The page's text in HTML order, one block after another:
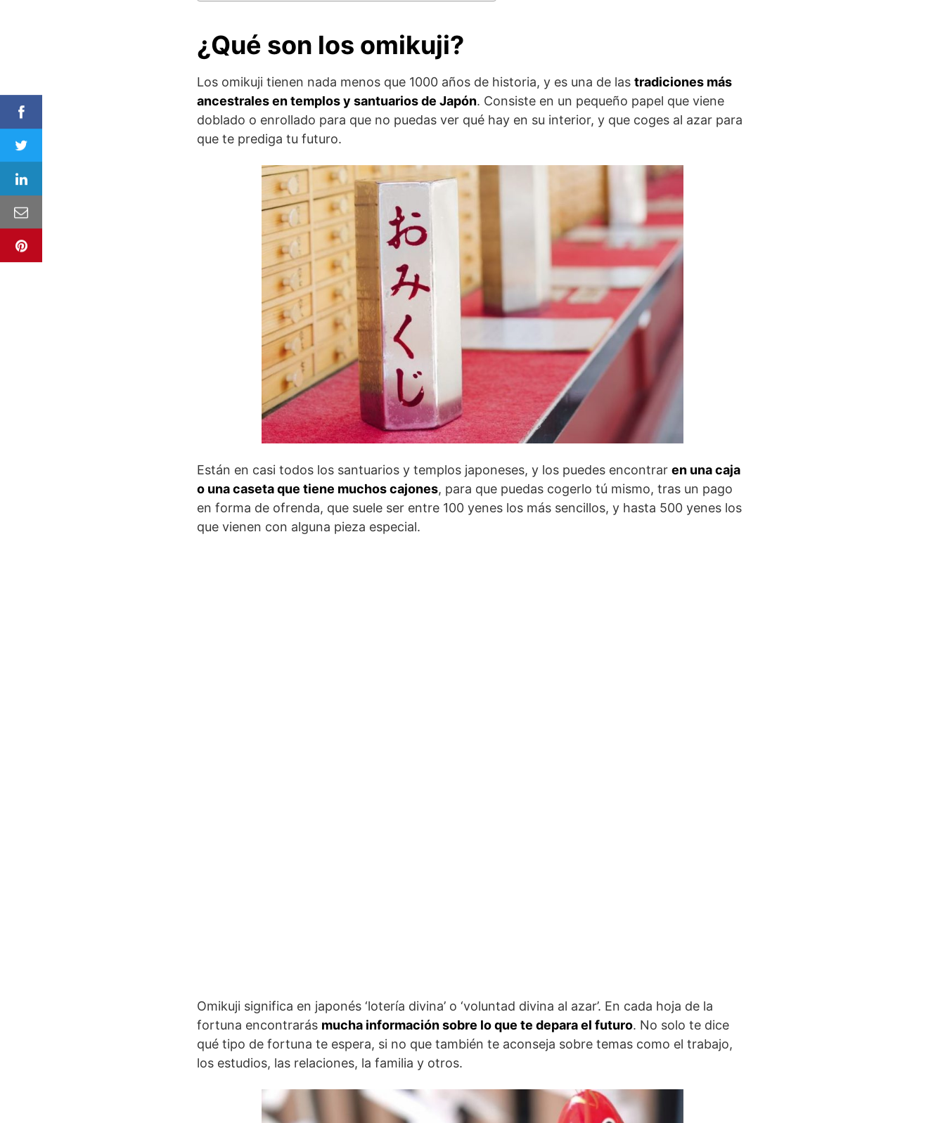
¿Qué son los omikuji?
Los omikuji tienen nada menos que 1000 años de historia, y es una de las tradiciones más
ancestrales en templos y santuarios de Japón. Consiste en un pequeño papel que viene
doblado o enrollado para que no puedas ver qué hay en su interior, y que coges al azar para
que te prediga tu futuro.
Están en casi todos los santuarios y templos japoneses, y los puedes encontrar en una caja
o una caseta que tiene muchos cajones, para que puedas cogerlo tú mismo, tras un pago
en forma de ofrenda, que suele ser entre 100 yenes los más sencillos, y hasta 500 yenes los
que vienen con alguna pieza especial.
Omikuji significa en japonés ‘lotería divina’ o ‘voluntad divina al azar’. En cada hoja de la
fortuna encontrarás mucha información sobre lo que te depara el futuro. No solo te dice
qué tipo de fortuna te espera, si no que también te aconseja sobre temas como el trabajo,
los estudios, las relaciones, la familia y otros.